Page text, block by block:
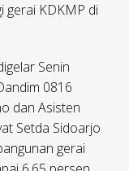
gerai KDKMP di
Senin
0816
dan Asisten
Setda Sidoarjo
gerai